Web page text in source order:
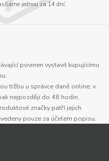
jednou za 14 dní.
povinen vystavit kupujícímu
tržbu u správce daně online; v
nejpozději do 48 hodin.
značky patří jejich
pouze za účelem popisu.